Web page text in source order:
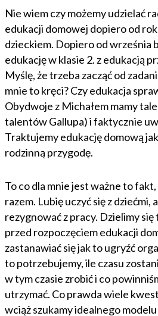
Nie wiem czy możemy udzielać
edukacji domowej dopiero od
dzieckiem. Dopiero od września
edukację w klasie 2. z edukacją
Myślę, że trzeba zacząć od
mnie to kręci? Czy edukacja
Obydwoje z Michałem mamy
talentów Gallupa) i faktycznie
Traktujemy edukację domową
rodzinną przygodę.
To co dla mnie jest ważne to
razem. Lubię uczyć się z dziećmi,
rezygnować z pracy. Dzielimy
przed rozpoczęciem edukacji
zastanawiać się jak to ugryźć
to potrzebujemy, ile czasu
w tym czasie zrobić i co
utrzymać. Co prawda wiele
wciąż szukamy idealnego